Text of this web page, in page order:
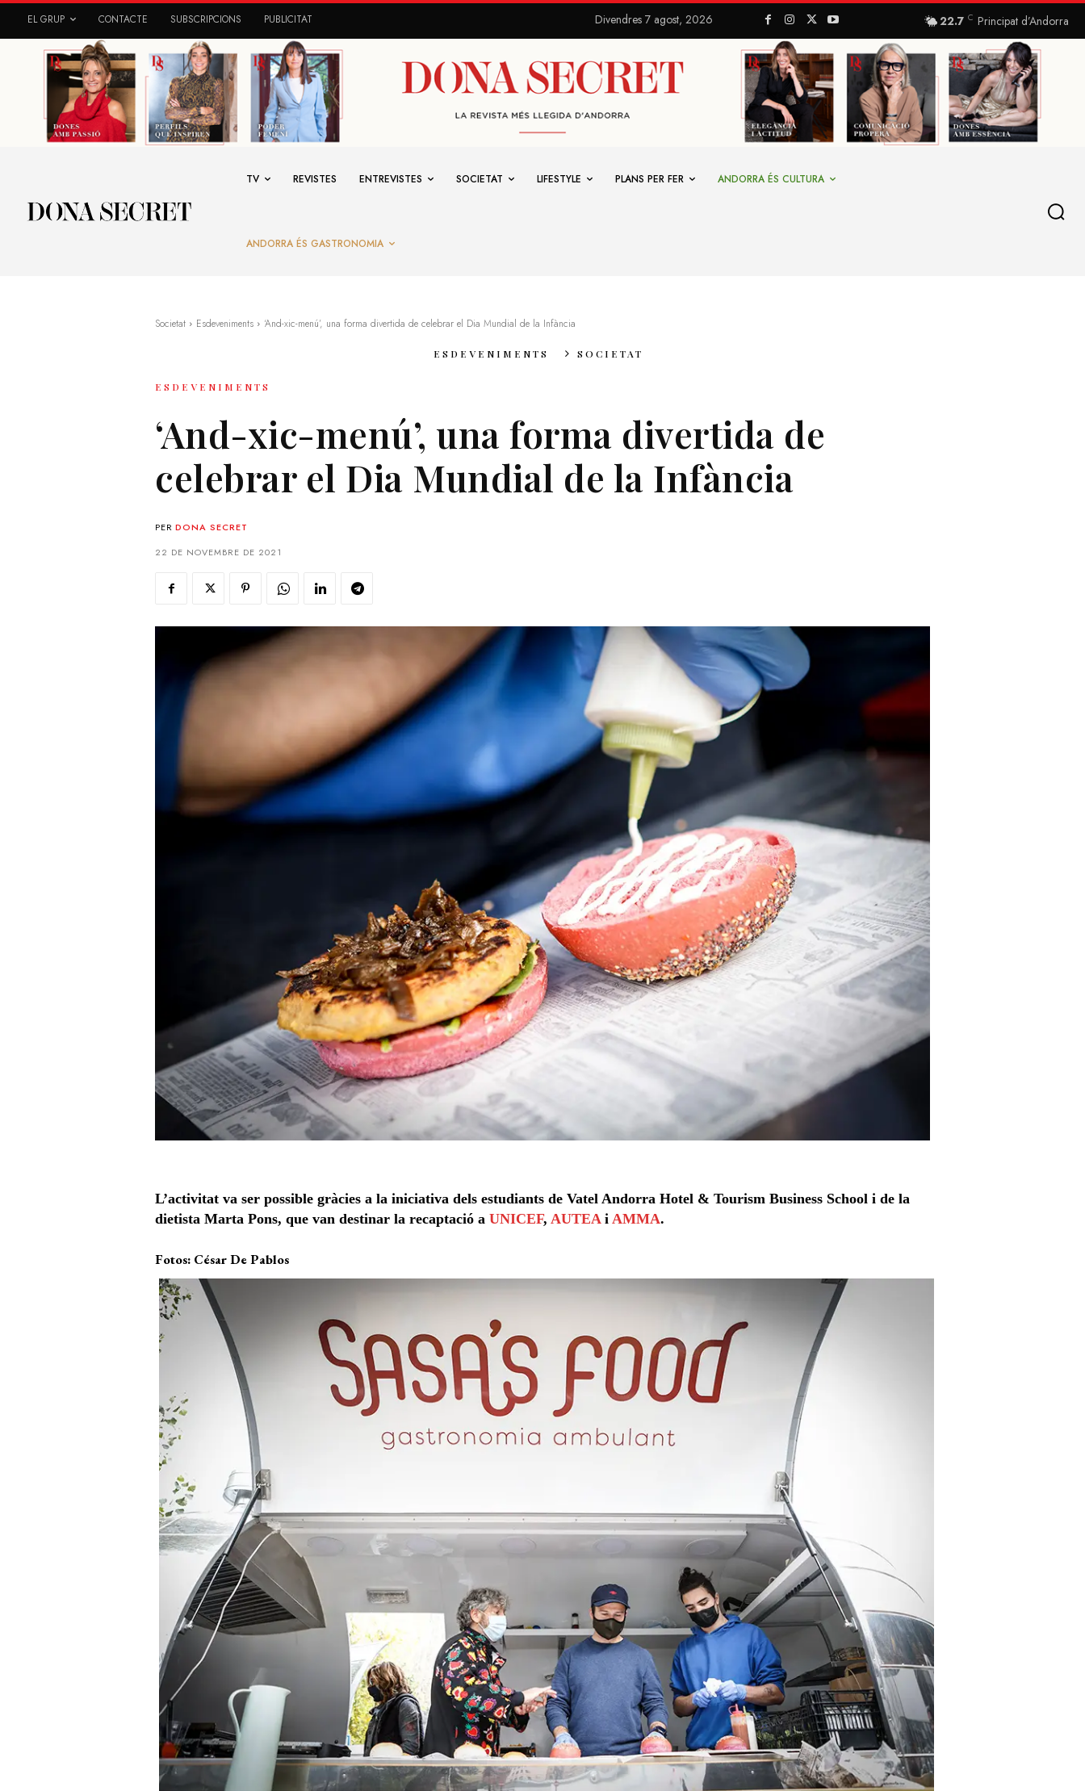
EL GRUP CONTACTE SUBSCRIPCIONS PUBLICITAT Divendres 7 agost, 2026 22.7 C Principat d’Andorra
TV REVISTES ENTREVISTES SOCIETAT LIFESTYLE PLANS PER FER ANDORRA ÉS CULTURA
ANDORRA ÉS GASTRONOMIA
Societat Esdeveniments ‘And-xic-menú’, una forma divertida de celebrar el Dia Mundial de la Infància
ESDEVENIMENTS SOCIETAT
ESDEVENIMENTS
‘And-xic-menú’, una forma divertida de
celebrar el Dia Mundial de la Infància
PER DONA SECRET
22 DE NOVEMBRE DE 2021
L’activitat va ser possible gràcies a la iniciativa dels estudiants de Vatel Andorra Hotel & Tourism Business School i de la
dietista Marta Pons, que van destinar la recaptació a UNICEF, AUTEA i AMMA.
Fotos: César De Pablos